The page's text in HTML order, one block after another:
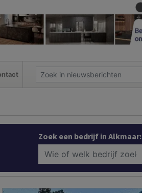
Zoek een bedrijf in Alkmaar: